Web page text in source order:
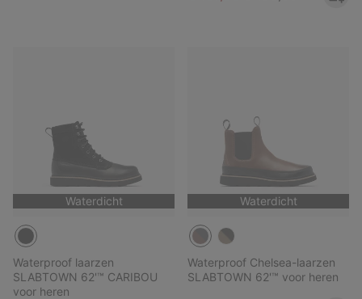
Waterdicht
Waterproof laarzen
SLABTOWN 62'™ CARIBOU
voor heren
Waterdicht
Waterproof Chelsea-laarzen
SLABTOWN 62'™ voor heren